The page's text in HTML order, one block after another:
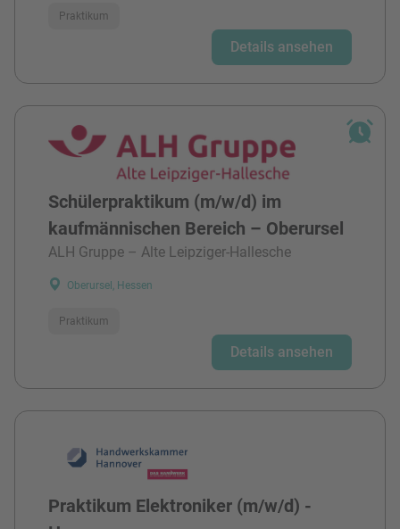
Praktikum
Details ansehen
Schülerpraktikum (m/w/d) im
kaufmännischen Bereich – Oberursel
ALH Gruppe – Alte Leipziger-Hallesche
Oberursel, Hessen
Praktikum
Details ansehen
Praktikum Elektroniker (m/w/d) -